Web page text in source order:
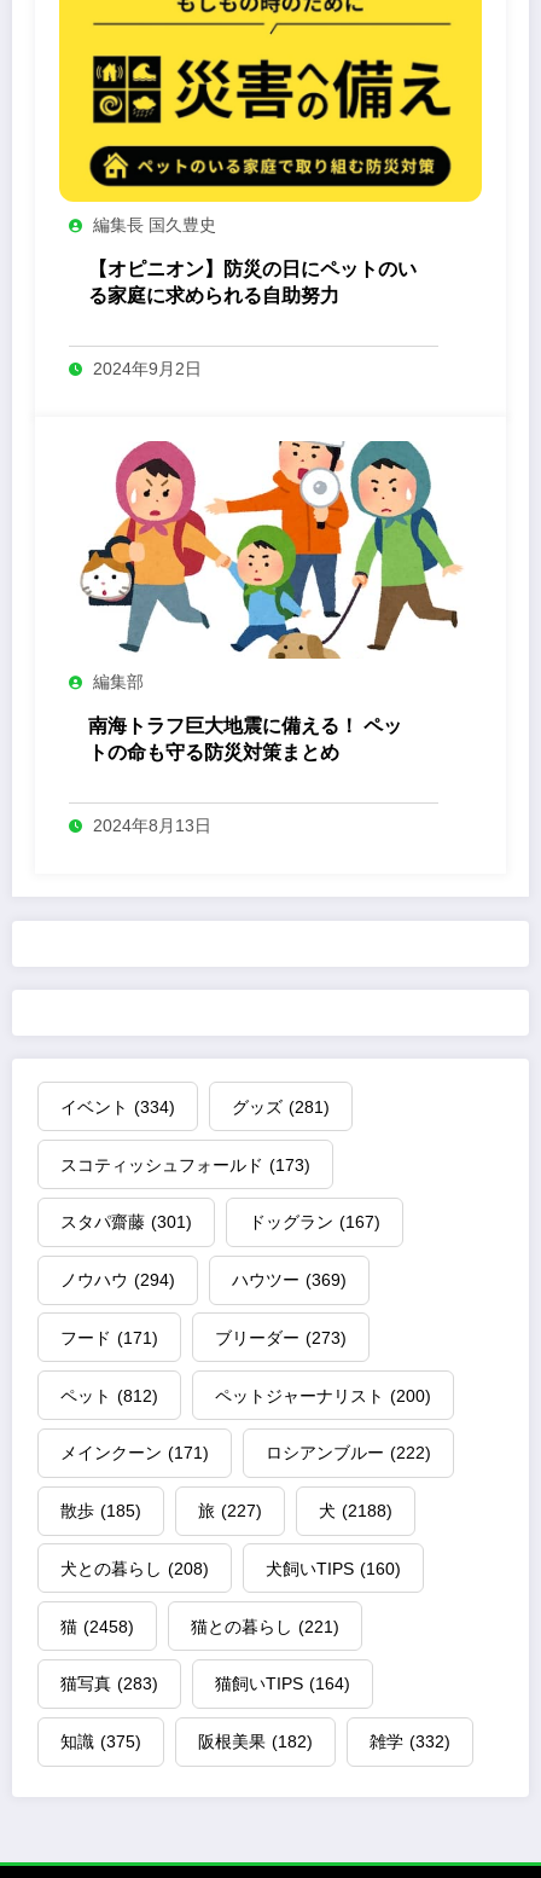
編集長 国久豊史
【オピニオン】防災の日にペットのい
る家庭に求められる自助努力
2024年9月2日
編集部
南海トラフ巨大地震に備える！ ペッ
トの命も守る防災対策まとめ
2024年8月13日
イベント (334) グッズ (281)
スコティッシュフォールド (173)
スタパ齋藤 (301) ドッグラン (167)
ノウハウ (294) ハウツー (369)
フード (171) ブリーダー (273)
ペット (812) ペットジャーナリスト (200)
メインクーン (171) ロシアンブルー (222)
散歩 (185) 旅 (227) 犬 (2188)
犬との暮らし (208) 犬飼いTIPS (160)
猫 (2458) 猫との暮らし (221)
猫写真 (283) 猫飼いTIPS (164)
知識 (375) 阪根美果 (182) 雑学 (332)